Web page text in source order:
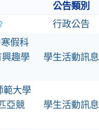
公告類別
行政公告
假科
趣學
學生活動訊息
範大學
亞競
學生活動訊息